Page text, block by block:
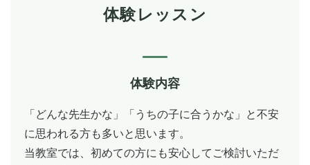
体験レッスン
体験内容
「どんな先生かな」「うちの子に合うかな」と不安
に思われる方も多いと思います。
当教室では、初めての方にも安心してご検討いただ